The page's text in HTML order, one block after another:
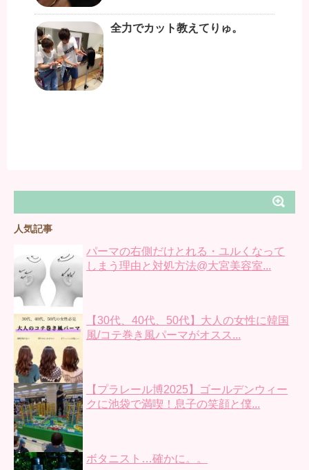
全力でカット教えてりゅ。
人気記事
パーマの右側だけとれる・ユルくなって
しまう理由と対処方法@大宮美容室...
【30代、40代、50代】大人の女性に韓国
風/コテ巻き風パーマがオスス...
【プラレール博2025】ゴールデンウィー
クに池袋で満喫！息子の笑顔と僕...
ボタニスト…確かに。。